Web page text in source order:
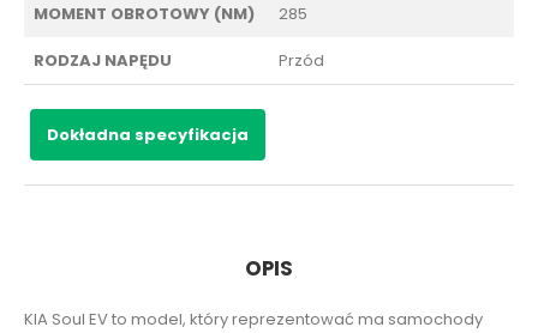
MOMENT OBROTOWY (NM) 285
RODZAJ NAPĘDU Przód
Dokładna specyfikacja
OPIS
KIA Soul EV to model, który reprezentować ma samochody